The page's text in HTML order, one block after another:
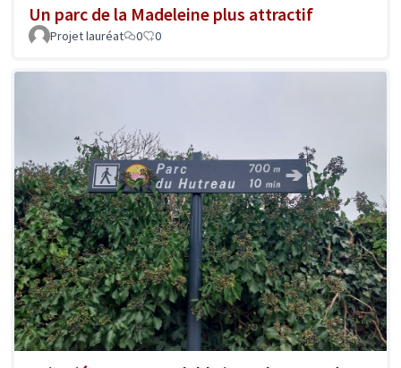
Un parc de la Madeleine plus attractif
Projet lauréat 0 0